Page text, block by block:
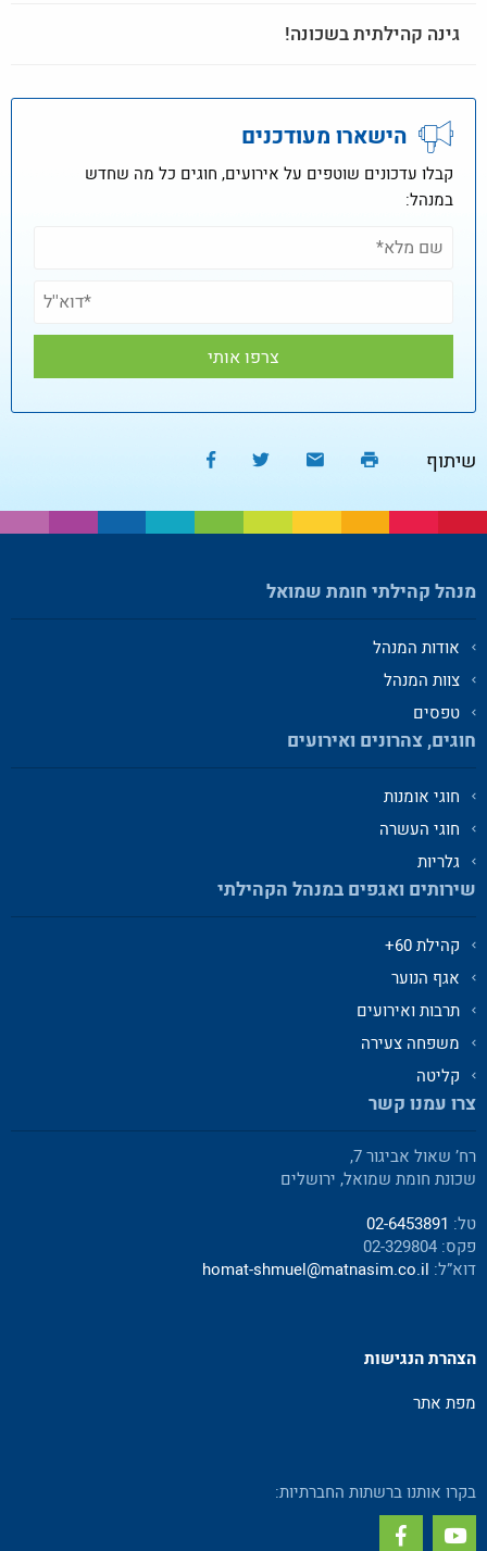
גינה קהילתית בשכונה!
הישארו מעודכנים
קבלו עדכונים שוטפים על אירועים, חוגים כל מה שחדש
במנהל:
שיתוף
מנהל קהילתי חומת שמואל
אודות המנהל
צוות המנהל
טפסים
חוגים, צהרונים ואירועים
חוגי אומנות
חוגי העשרה
גלריות
שירותים ואגפים במנהל הקהילתי
קהילת 60+
אגף הנוער
תרבות ואירועים
משפחה צעירה
קליטה
צרו עמנו קשר
רח’ שאול אביגור 7,
שכונת חומת שמואל, ירושלים
טל: 02-6453891
פקס: 02-329804
דוא”ל: homat-shmuel@matnasim.co.il
הצהרת הנגישות
מפת אתר
בקרו אותנו ברשתות החברתיות: